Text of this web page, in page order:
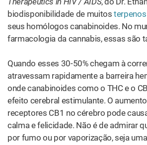
A ingestão é o segundo entre os
administração da maconha, no qual a
opções: a ingestão da cannabis
derivados ou por via sublingual. Por
ingestão é provavelmente o mais
as formas de administração.
Ambos os tipos de ingestão estão
processo do metabolismo humano, de